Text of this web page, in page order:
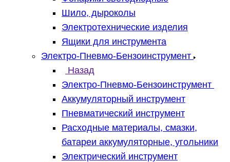
Шило, дыроколы
Электротехнические изделия
Ящики для инструмента
Электро-Пневмо-Бензоинструмент
Назад
Электро-Пневмо-Бензоинструмент
Аккумуляторный инструмент
Пневматический инструмент
Расходные материалы, смазки,
батареи аккумуляторные, угольники
Электрический инструмент